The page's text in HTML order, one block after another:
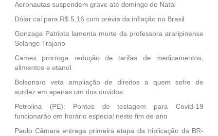
Aeronautas suspendem grave até domingo de Natal
Dólar cai para R$ 5,16 com prévia da inflação no Brasil
Gonzaga Patriota lamenta morte da professora araripinense
Solange Trajano
Camex prorroga redução de tarifas de medicamentos,
alimentos e etanol
Bolsonaro veta ampliação de direitos a quem sofre de
surdez em apenas um dos ouvidos
Petrolina (PE): Pontos de testagem para Covid-19
funcionarão em horário especial neste fim de ano
Paulo Câmara entrega primeira etapa da triplicação da BR-